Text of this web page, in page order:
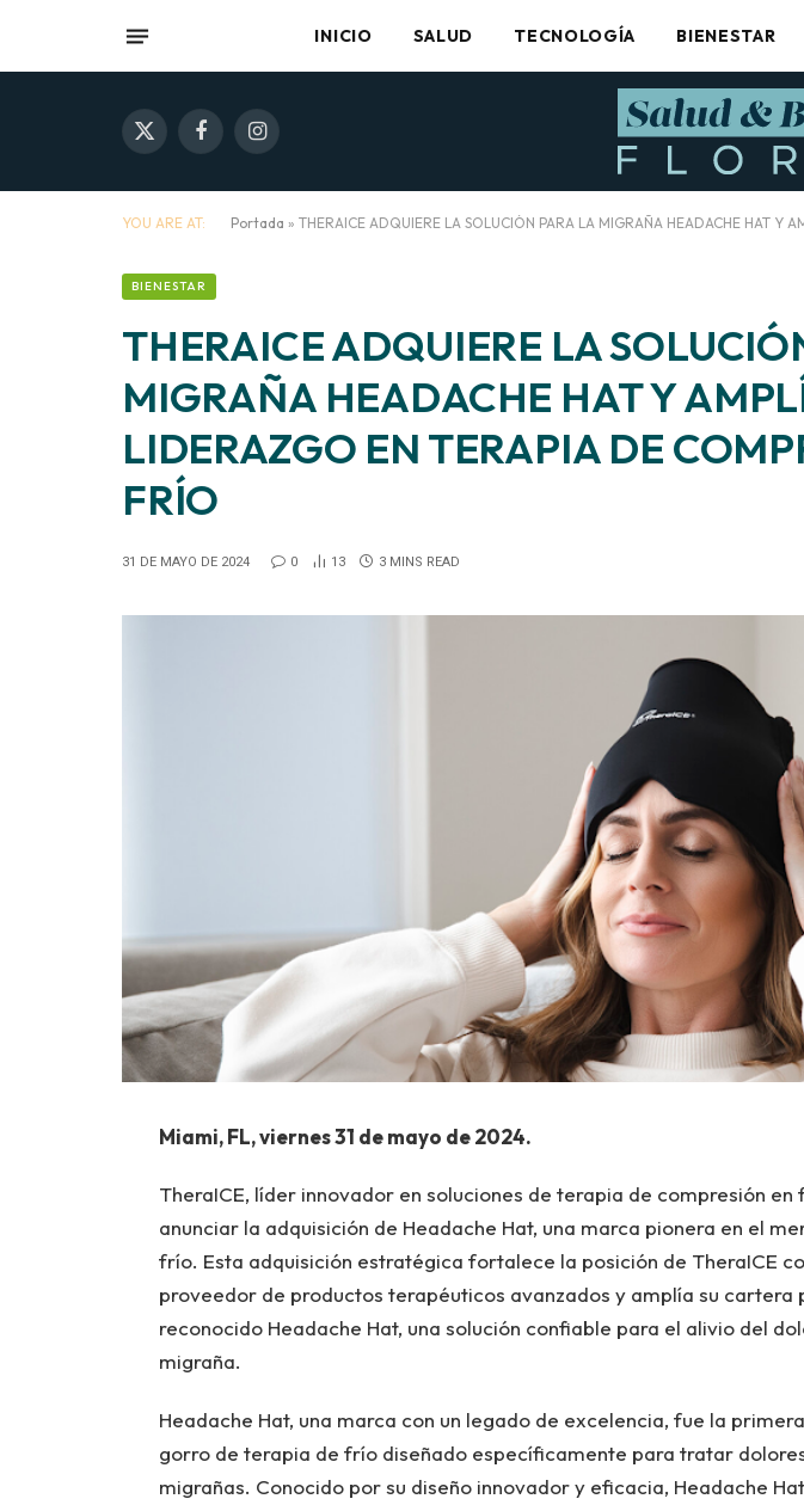
INICIO SALUD TECNOLOGÍA BIENESTAR
X
FacebookInstagram
YOU ARE AT: Portada » THERAICE ADQUIERE LA SOLUCIÓN PARA LA MIGRAÑA HEADACHE HAT Y
BIENESTAR
THERAICE ADQUIERE LA
MIGRAÑA HEADACHE HAT Y
LIDERAZGO EN TERAPIA DE
FRÍO
31 DE MAYO DE 2024 0 13 3 MINS READ
Miami, FL, viernes 31 de mayo de 2024.
TheraICE, líder innovador en soluciones de terapia de compresión en
anunciar la adquisición de Headache Hat, una marca pionera en el
frío. Esta adquisición estratégica fortalece la posición de TheraICE
proveedor de productos terapéuticos avanzados y amplía su cartera
reconocido Headache Hat, una solución confiable para el alivio del
migraña.
Headache Hat, una marca con un legado de excelencia, fue la
gorro de terapia de frío diseñado específicamente para tratar
migrañas. Conocido por su diseño innovador y eficacia, Headache